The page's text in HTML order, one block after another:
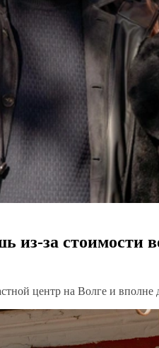
за стоимости
центр на Волге и